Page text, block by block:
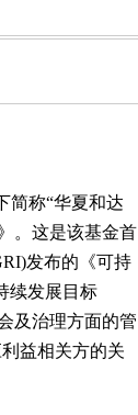
简称“华夏和达
。这是该基金首
发布的《可持
续发展目标
及治理方面的管
益相关方的关